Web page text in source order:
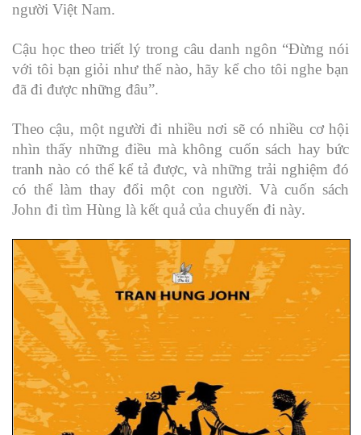
người Việt Nam.
Cậu học theo triết lý trong câu danh ngôn “Đừng nói
với tôi bạn giỏi như thế nào, hãy kể cho tôi nghe bạn
đã đi được những đâu”.
Theo cậu, một người đi nhiều nơi sẽ có nhiều cơ hội
nhìn thấy những điều mà không cuốn sách hay bức
tranh nào có thể kể tả được, và những trải nghiệm đó
có thể làm thay đổi một con người. Và cuốn sách
John đi tìm Hùng là kết quả của chuyến đi này.